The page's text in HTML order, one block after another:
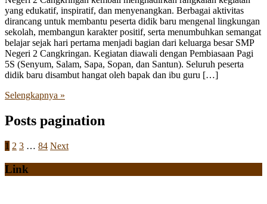
yang edukatif, inspiratif, dan menyenangkan. Berbagai aktivitas
dirancang untuk membantu peserta didik baru mengenal lingkungan
sekolah, membangun karakter positif, serta menumbuhkan semangat
belajar sejak hari pertama menjadi bagian dari keluarga besar SMP
Negeri 2 Cangkringan. Kegiatan diawali dengan Pembiasaan Pagi
5S (Senyum, Salam, Sapa, Sopan, dan Santun). Seluruh peserta
didik baru disambut hangat oleh bapak dan ibu guru […]
Selengkapnya »
Posts pagination
1 2 3 … 84 Next
Link